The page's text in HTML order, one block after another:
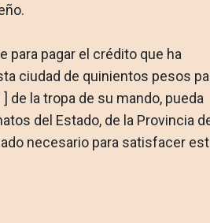
para pagar el crédito que ha
ciudad de quinientos pesos
] de la tropa de su mando, pueda
del Estado, de la Pro­vincia
necesario para satisfacer